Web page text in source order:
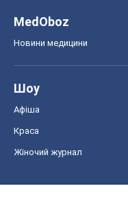
MedOboz
Новини медицини
Шоу
Афіша
Краса
Жіночий журнал